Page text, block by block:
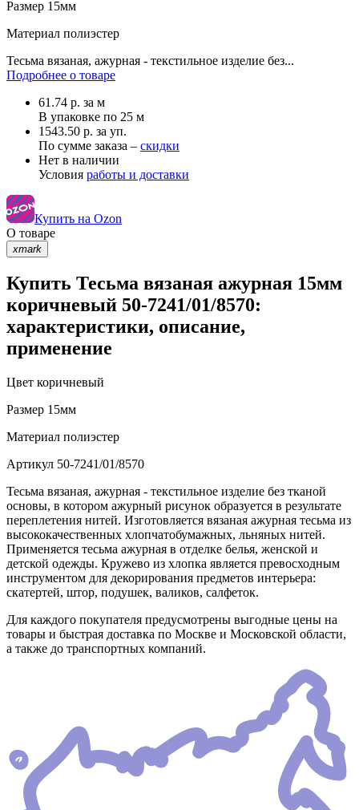
Размер 15мм
Материал полиэстер
Тесьма вязаная, ажурная - текстильное изделие без...
Подробнее о товаре
61.74 р. за м
В упаковке по 25 м
1543.50 р. за уп.
По сумме заказа – скидки
Нет в наличии
Условия работы и доставки
Купить на Ozon
О товаре
xmark
Купить Тесьма вязаная ажурная 15мм
коричневый 50-7241/01/8570:
характеристики, описание,
применение
Цвет коричневый
Размер 15мм
Материал полиэстер
Артикул 50-7241/01/8570
Тесьма вязаная, ажурная - текстильное изделие без тканой
основы, в котором ажурный рисунок образуется в результате
переплетения нитей. Изготовляется вязаная ажурная тесьма из
высококачественных хлопчатобумажных, льняных нитей.
Применяется тесьма ажурная в отделке белья, женской и
детской одежды. Кружево из хлопка является превосходным
инструментом для декорирования предметов интерьера:
скатертей, штор, подушек, валиков, салфеток.
Для каждого покупателя предусмотрены выгодные цены на
товары и быстрая доставка по Москве и Московской области,
а также до транспортных компаний.